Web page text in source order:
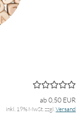
ab 0,50 EUR
inkl. 19% MwSt. zzgl.Versand